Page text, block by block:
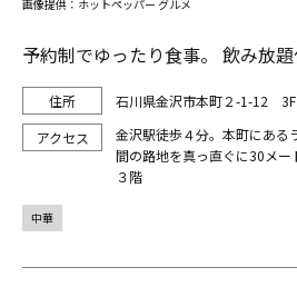
予約制でゆったり食事。 飲み放
石川県金沢市本町２-1-12 3F
金沢駅徒歩４分。本町にある
間の路地を真っ直ぐに30メ
３階
画像提供：ホットペッパー グルメ
中華